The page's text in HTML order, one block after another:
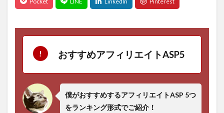
おすすめアフィリエイトASP5
僕がおすすめするアフィリエイトASP 5つ
をランキング形式でご紹介！